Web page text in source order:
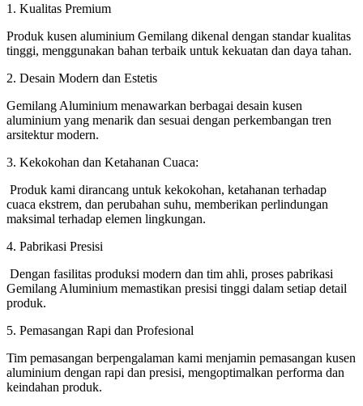
1. Kualitas Premium
Produk kusen aluminium Gemilang dikenal dengan standar kualitas
tinggi, menggunakan bahan terbaik untuk kekuatan dan daya tahan.
2. Desain Modern dan Estetis
Gemilang Aluminium menawarkan berbagai desain kusen
aluminium yang menarik dan sesuai dengan perkembangan tren
arsitektur modern.
3. Kekokohan dan Ketahanan Cuaca:
Produk kami dirancang untuk kekokohan, ketahanan terhadap
cuaca ekstrem, dan perubahan suhu, memberikan perlindungan
maksimal terhadap elemen lingkungan.
4. Pabrikasi Presisi
Dengan fasilitas produksi modern dan tim ahli, proses pabrikasi
Gemilang Aluminium memastikan presisi tinggi dalam setiap detail
produk.
5. Pemasangan Rapi dan Profesional
Tim pemasangan berpengalaman kami menjamin pemasangan kusen
aluminium dengan rapi dan presisi, mengoptimalkan performa dan
keindahan produk.